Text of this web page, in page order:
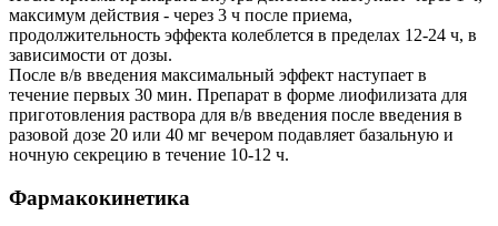
максимум действия - через 3 ч после приема,
продолжительность эффекта колеблется в пределах 12-24 ч, в
зависимости от дозы.
После в/в введения максимальный эффект наступает в
течение первых 30 мин. Препарат в форме лиофилизата для
приготовления раствора для в/в введения после введения в
разовой дозе 20 или 40 мг вечером подавляет базальную и
ночную секрецию в течение 10-12 ч.
Фармакокинетика